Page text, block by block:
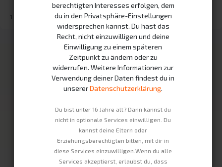
1 Stunde 20 Minuten
Unsere Produkte
Swobee Station
Infrastruktur
Partner
Nachhaltigkeit
Rechtliches
Impressum
berechtigten Interesses erfolgen, dem
du in den Privatsphäre-Einstellungen
widersprechen kannst. Du hast das
Recht, nicht einzuwilligen und deine
Einwilligung zu einem späteren
Zeitpunkt zu ändern oder zu
widerrufen. Weitere Informationen zur
Verwendung deiner Daten findest du in
unsererDatenschutzerklärung.
Du bist unter 16 Jahre alt? Dann kannst du
nicht in optionale Services einwilligen. Du
kannst deine Eltern oder
Erziehungsberechtigten bitten, mit dir in
diese Services einzuwilligen.Wenn du alle
Services akzeptierst, erlaubst du, dass